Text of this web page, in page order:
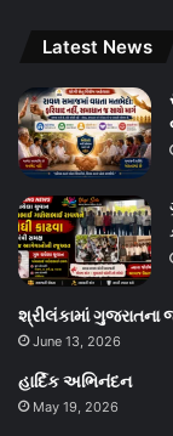
Latest News
શ્રીલંકામાં ગુજરાતના
June 13, 2026
હાર્દિક અભિનંદન
May 19, 2026